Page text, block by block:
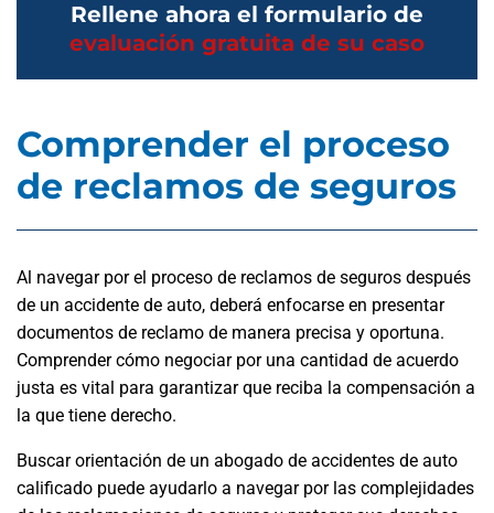
Rellene ahora el formulario de
evaluación gratuita de su caso
Comprender el proceso
de reclamos de seguros
Al navegar por el proceso de reclamos de seguros después
de un accidente de auto, deberá enfocarse en presentar
documentos de reclamo de manera precisa y oportuna.
Comprender cómo negociar por una cantidad de acuerdo
justa es vital para garantizar que reciba la compensación a
la que tiene derecho.
Buscar orientación de un abogado de accidentes de auto
calificado puede ayudarlo a navegar por las complejidades